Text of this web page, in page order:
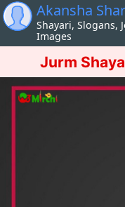
Akansha
Shayari, Slogans,
Images
Jurm